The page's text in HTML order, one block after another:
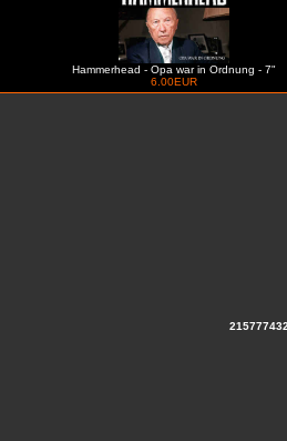
Hammerhead - Opa war in Ordnung - 7"
6.00EUR